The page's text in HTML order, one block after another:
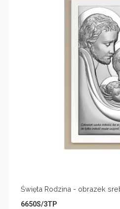
Święta Rodzina - obrazek
6650S/3TP